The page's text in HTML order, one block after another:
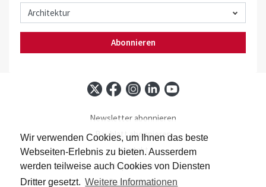
Wir verwenden Cookies, um Ihnen das beste
Webseiten-Erlebnis zu bieten. Ausserdem
werden teilweise auch Cookies von Diensten
Dritter gesetzt. Weitere Informationen
Abonnieren
Newsletter abonnieren
Baublatt abonnieren
Kontakt
Impressum
Datenschutz